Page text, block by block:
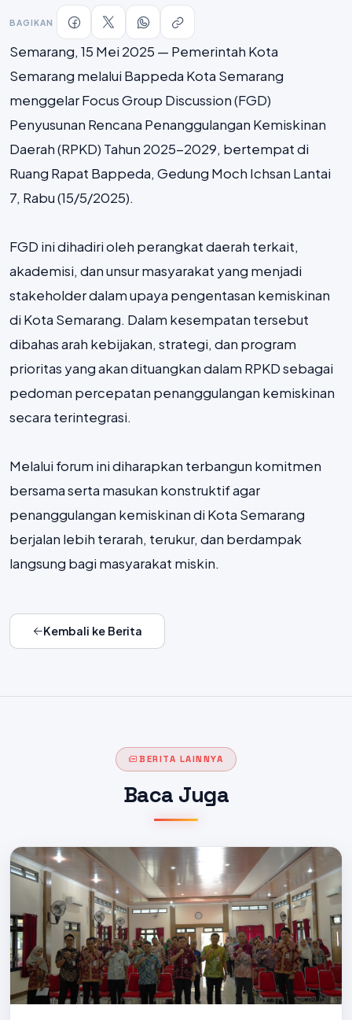
BAGIKAN
Semarang, 15 Mei 2025 — Pemerintah Kota
Semarang melalui Bappeda Kota Semarang
menggelar Focus Group Discussion (FGD)
Penyusunan Rencana Penanggulangan Kemiskinan
Daerah (RPKD) Tahun 2025-2029, bertempat di
Ruang Rapat Bappeda, Gedung Moch Ichsan Lantai
7, Rabu (15/5/2025).
FGD ini dihadiri oleh perangkat daerah terkait,
akademisi, dan unsur masyarakat yang menjadi
stakeholder dalam upaya pengentasan kemiskinan
di Kota Semarang. Dalam kesempatan tersebut
dibahas arah kebijakan, strategi, dan program
prioritas yang akan dituangkan dalam RPKD sebagai
pedoman percepatan penanggulangan kemiskinan
secara terintegrasi.
Melalui forum ini diharapkan terbangun komitmen
bersama serta masukan konstruktif agar
penanggulangan kemiskinan di Kota Semarang
berjalan lebih terarah, terukur, dan berdampak
langsung bagi masyarakat miskin.
Kembali ke Berita
BERITA LAINNYA
Baca Juga